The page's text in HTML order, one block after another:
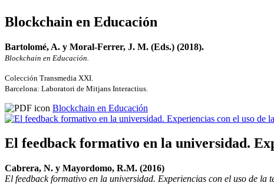
Blockchain en Educación
Bartolomé, A. y Moral-Ferrer, J. M. (Eds.) (2018).
Blockchain en Educación.
Colección Transmedia XXI.
Barcelona: Laboratori de Mitjans Interactius.
Blockchain en Educación
El feedback formativo en la universidad.
Cabrera, N. y Mayordomo, R.M. (2016)
El feedback formativo en la universidad. Experiencias con el uso de la